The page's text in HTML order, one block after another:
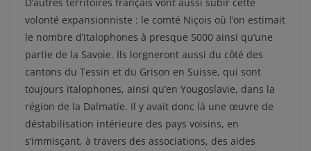
volonté expansionniste : le comté Niçois où l’on estimait
le nombre d’italophones à presque 5000 ainsi qu’une
partie de la Savoie. Ils lorgneront aussi du côté des
cantons du Tessin et du Grison en Suisse, qui sont
toujours italophones, ainsi qu’en Yougoslavie, dans la
région de la Dalmatie. Il y avait donc là une œuvre de
déstabilisation intérieure des pays voisins, en
s’immisçant, à travers des associations, des aides